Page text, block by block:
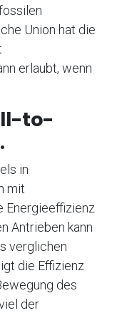
Union hat die
erlaubt, wenn
to-
in
mit
Energieeffizienz
Antrieben kann
verglichen
die Effizienz
des
der